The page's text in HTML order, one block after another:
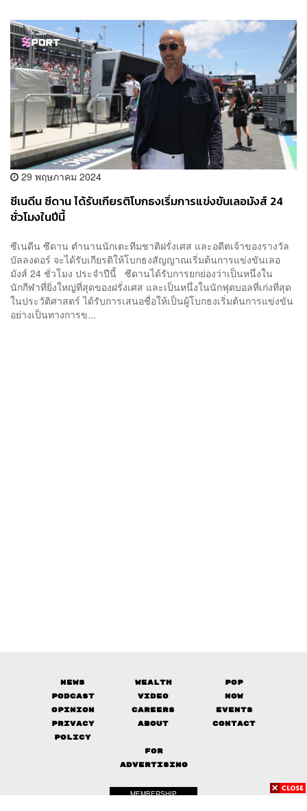
29 พฤษภาคม 2024
ซีเนดีน ซีดาน ได้รับเกียรติโบกธงเริ่มการแข่งขันเลอมังส์ 24
ชั่วโมงในปีนี้
ซีเนดีน ซีดาน ตำนานนักเตะทีมชาติฝรั่งเศส และอดีตเจ้าของรางวัล
บัลลงดอร์ จะได้รับเกียรติให้โบกธงสัญญาณเริ่มต้นการแข่งขันเลอ
มังส์ 24 ชั่วโมง ประจำปีนี้ ซีดานได้รับการยกย่องว่าเป็นหนึ่งใน
นักกีฬาที่ยิ่งใหญ่ที่สุดของฝรั่งเศส และเป็นหนึ่งในนักฟุตบอลที่เก่งที่สุด
ในประวัติศาสตร์ ได้รับการเสนอชื่อให้เป็นผู้โบกธงเริ่มต้นการแข่งขัน
อย่างเป็นทางการข...
News Wealth
Pop
Podcast
Video
Now
Opinion
Careers
Events
Privacy
Policy
About Contact
FOR
ADVERTISING
MEMBERSHIP